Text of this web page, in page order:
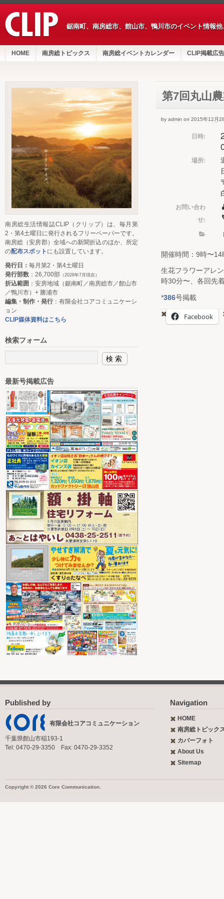
鋸南町、南房総市、館山市、鴨川市のイベント情報
HOME 南房総トピックス 南房総イベントカレンダー CLIP掲載広告
第7回丸山
by admin on 2015年12月
日時:
場所:
お問い合わ
せ:
開催時間：9時〜14
生花フラワーアレ
時30分〜、各回先
*386号掲載
Facebook
南房総生活情報誌CLIP（クリップ）は、毎月第
2・第4土曜日に発行されるフリーペーパーです。
南房総（安房郡）全域への新聞折込のほか、所定
の配布スポット にも設置しています。
発行日： 毎月第2・第4土曜日
発行部数 ：26,700部 （2026年7月現在）
折込範囲 ：安房地域（鋸南町／南房総市／館山市
／鴨川市）+ 勝浦市
編集・制作・発行：有限会社コアコミュニケーシ
ョン
CLIP媒体資料はこちら
検索フォーム
最新号掲載広告
Published by
有限会社コアコミュニケーション
千葉県館山市稲193-1
Tel: 0470-29-3350 Fax: 0470-29-3352
Navigation
HOME
南房総トピック
カバーフォト
About Us
Sitemap
Copyright © 2026 Core Communication.